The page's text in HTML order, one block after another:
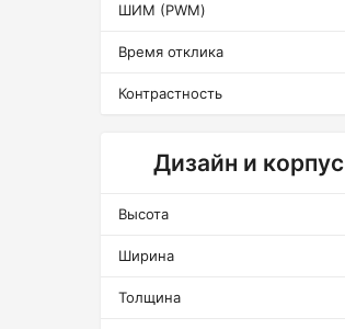
ШИМ (PWM)
Время отклика
Контрастность
Дизайн и корпус
Высота
Ширина
Толщина